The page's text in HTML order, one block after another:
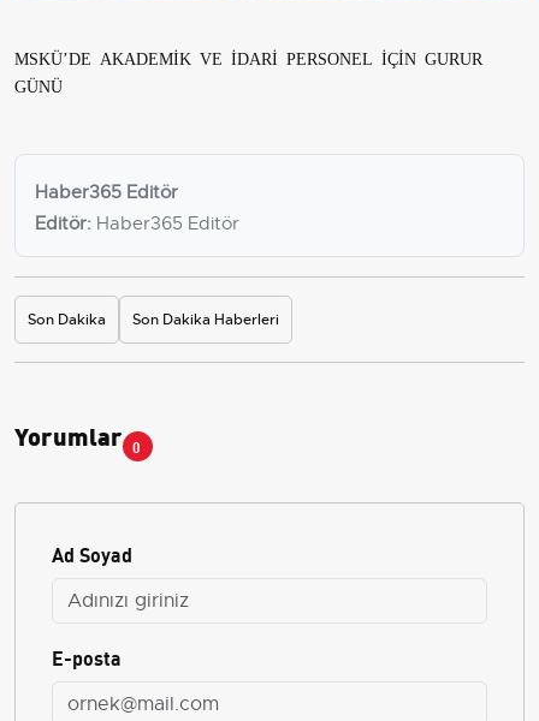
MSKÜ’DE AKADEMİK VE İDARİ PERSONEL İÇİN GURUR
GÜNÜ
Haber365 Editör
Editör: Haber365 Editör
Son Dakika Son Dakika Haberleri
Yorumlar 0
Ad Soyad
E-posta